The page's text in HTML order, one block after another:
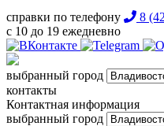
справки по телефону
8
с 10 до 19 ежедневно
выбранный город
контакты
Контактная информация
выбранный город